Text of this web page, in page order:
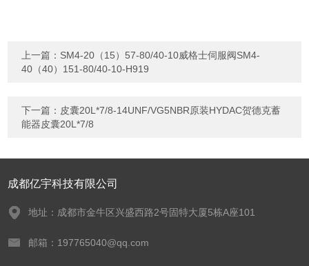
上一篇： SM4-20（15）57-80/40-10威格士伺服阀SM4-
40（40）151-80/40-10-H919
下一篇： 皮囊20L*7/8-14UNF/VG5NBR原装HYDAC贺德克蓄
能器皮囊20L*7/8
成都亿宇科技有限公司
地址：成都市金牛区兴盛西路2号固特大厦5栋A座101
邮箱：197765040@qq.com